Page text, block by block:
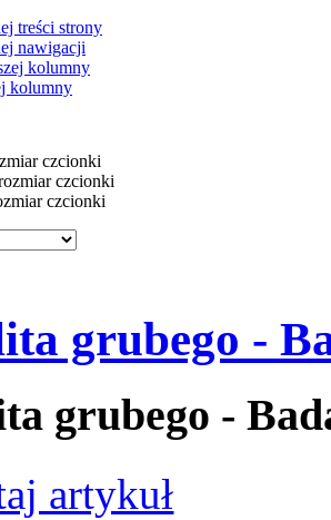
treści strony
nawigacji
kolumny
kolumny
grubego -
grubego -
artykuł